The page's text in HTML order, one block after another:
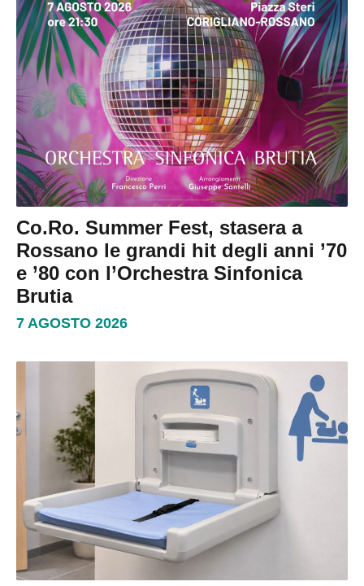
Co.Ro. Summer Fest, stasera a
Rossano le grandi hit degli anni ’70
e ’80 con l’Orchestra Sinfonica
Brutia
7 AGOSTO 2026